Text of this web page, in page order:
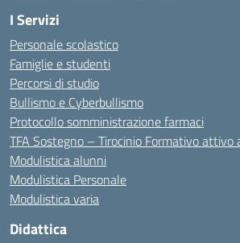
I Servizi
Personale scolastico
Famiglie e studenti
Percorsi di studio
Bullismo e Cyberbullismo
Protocollo somministrazione farmaci
TFA Sostegno – Tirocinio Formativo
Modulistica alunni
Modulistica Personale
Modulistica varia
Didattica